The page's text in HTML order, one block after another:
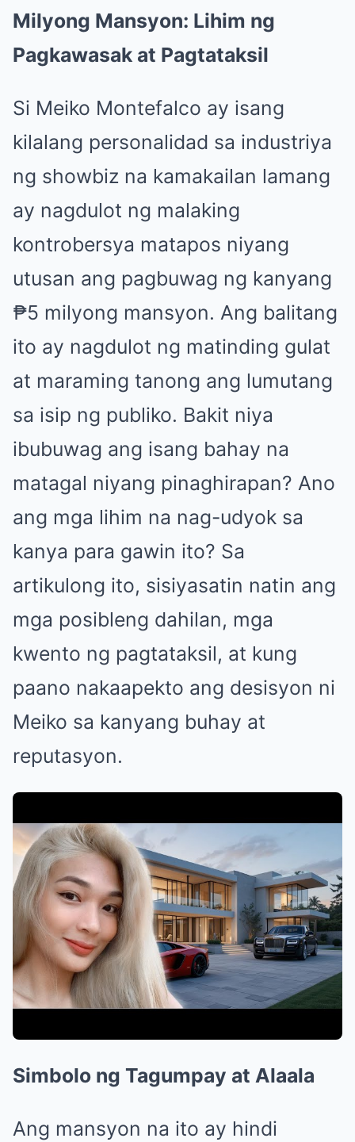
Milyong Mansyon: Lihim ng
Pagkawasak at Pagtataksil
Si Meiko Montefalco ay isang
kilalang personalidad sa industriya
ng showbiz na kamakailan lamang
ay nagdulot ng malaking
kontrobersya matapos niyang
utusan ang pagbuwag ng kanyang
₱5 milyong mansyon. Ang balitang
ito ay nagdulot ng matinding gulat
at maraming tanong ang lumutang
sa isip ng publiko. Bakit niya
ibubuwag ang isang bahay na
matagal niyang pinaghirapan? Ano
ang mga lihim na nag-udyok sa
kanya para gawin ito? Sa
artikulong ito, sisiyasatin natin ang
mga posibleng dahilan, mga
kwento ng pagtataksil, at kung
paano nakaapekto ang desisyon ni
Meiko sa kanyang buhay at
reputasyon.
Simbolo ng Tagumpay at Alaala
Ang mansyon na ito ay hindi